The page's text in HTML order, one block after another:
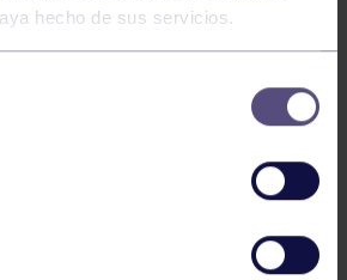
hecho de sus servicios.
DE LA SEMANA